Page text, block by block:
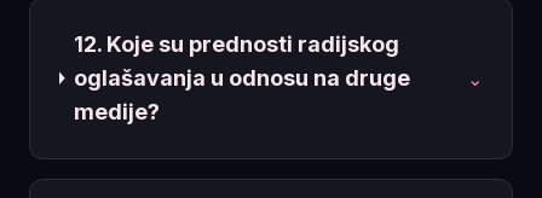
12. Koje su prednosti radijskog
oglašavanja u odnosu na druge
medije?
⌄